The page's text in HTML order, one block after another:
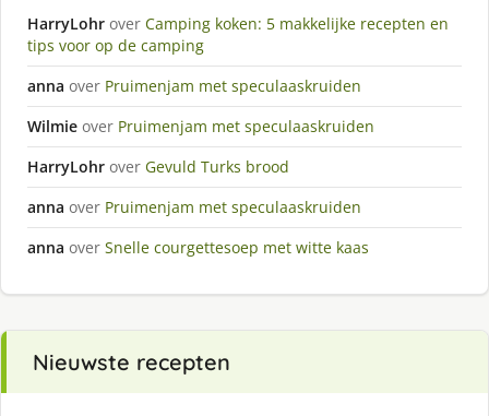
HarryLohr over Camping koken: 5 makkelijke recepten en
tips voor op de camping
anna over Pruimenjam met speculaaskruiden
Wilmie over Pruimenjam met speculaaskruiden
HarryLohr over Gevuld Turks brood
anna over Pruimenjam met speculaaskruiden
anna over Snelle courgettesoep met witte kaas
Nieuwste recepten